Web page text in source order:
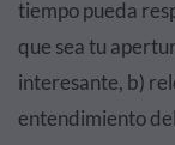
tiempo pueda
que sea tu
interesante, b)
entendimiento